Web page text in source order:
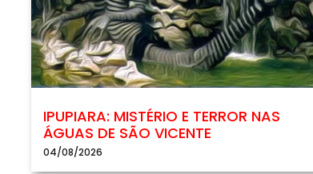
IPUPIARA: MISTÉRIO E TERROR NAS
ÁGUAS DE SÃO VICENTE
04/08/2026